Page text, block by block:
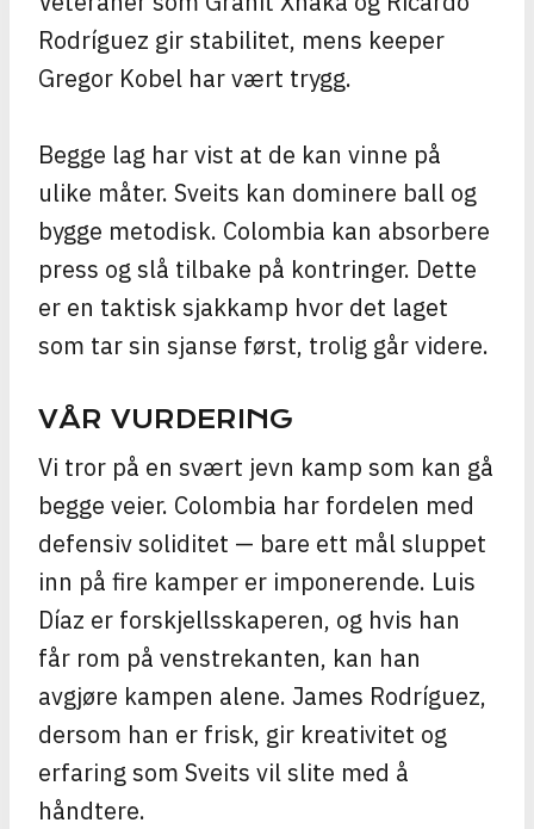
Rodríguez gir stabilitet, mens keeper
Gregor Kobel har vært trygg.
Begge lag har vist at de kan vinne på
ulike måter. Sveits kan dominere ball og
bygge metodisk. Colombia kan absorbere
press og slå tilbake på kontringer. Dette
er en taktisk sjakkamp hvor det laget
som tar sin sjanse først, trolig går videre.
VÅR VURDERING
Vi tror på en svært jevn kamp som kan gå
begge veier. Colombia har fordelen med
defensiv soliditet — bare ett mål sluppet
inn på fire kamper er imponerende. Luis
Díaz er forskjellsskaperen, og hvis han
får rom på venstrekanten, kan han
avgjøre kampen alene. James Rodríguez,
dersom han er frisk, gir kreativitet og
erfaring som Sveits vil slite med å
håndtere.